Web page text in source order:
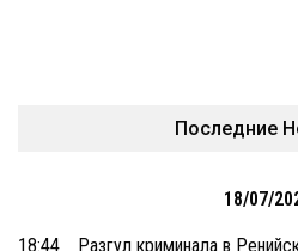
Последние
18/07/
18:44 Разгул криминала в